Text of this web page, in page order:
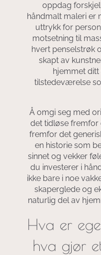
oppdag
håndmalt maleri er
uttrykk for
motsetning til
hvert penselstrøk
skapt av
hjemmet ditt
tilstedeværelse
Å omgi seg med
det tidløse fremfor
fremfor det
en historie som
sinnet og vekker
du investerer i
ikke bare i noe
skaperglede og
naturlig del av
Hva er
hva gjør